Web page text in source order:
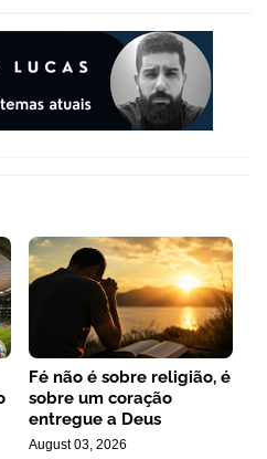
Fé não é sobre religião, é
sobre um coração
entregue a Deus
August 03, 2026